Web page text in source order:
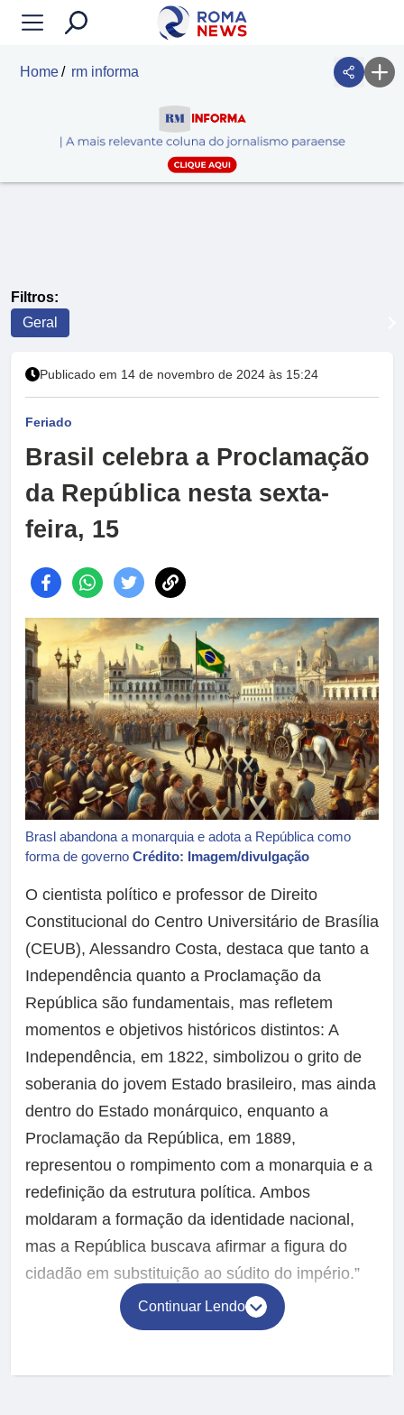
Home rm informa
Filtros:
Geral
Publicado em 14 de novembro de 2024 às 15:24
Feriado
Brasil celebra a Proclamação
da República nesta sexta-
feira, 15
Brasl abandona a monarquia e adota a República como
forma de governo Crédito: Imagem/divulgação
O cientista político e professor de Direito
Constitucional do Centro Universitário de Brasília
(CEUB), Alessandro Costa, destaca que tanto a
Independência quanto a Proclamação da
República são fundamentais, mas refletem
momentos e objetivos históricos distintos: A
Independência, em 1822, simbolizou o grito de
soberania do jovem Estado brasileiro, mas ainda
dentro do Estado monárquico, enquanto a
Proclamação da República, em 1889,
representou o rompimento com a monarquia e a
redefinição da estrutura política. Ambos
moldaram a formação da identidade nacional,
mas a República buscava afirmar a figura do
cidadão em substituição ao súdito do império.”
Continuar Lendo